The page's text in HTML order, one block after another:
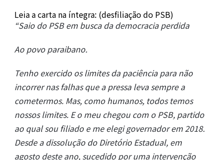
Leia a carta na íntegra: (desfiliação do PSB)
“Saio do PSB em busca da democracia perdida
Ao povo paraibano.
Tenho exercido os limites da paciência para não
incorrer nas falhas que a pressa leva sempre a
cometermos. Mas, como humanos, todos temos
nossos limites. E o meu chegou com o PSB, partido
ao qual sou filiado e me elegi governador em 2018.
Desde a dissolução do Diretório Estadual, em
agosto deste ano, sucedido por uma intervenção